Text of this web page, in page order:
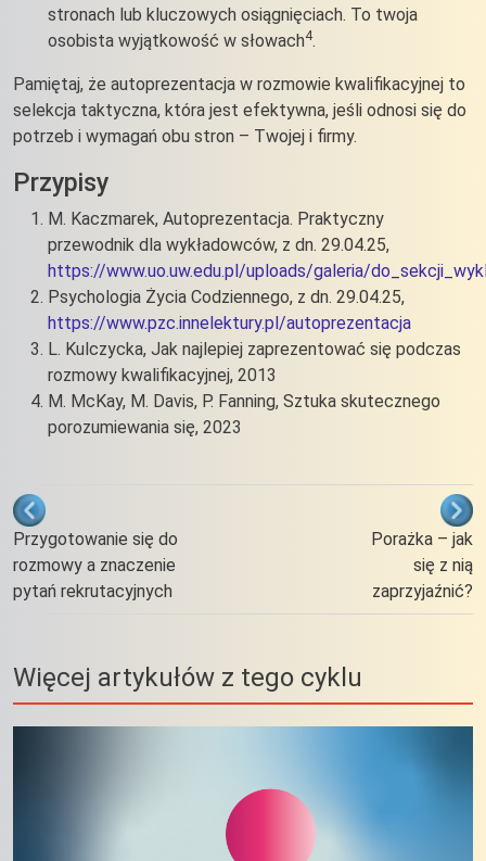
stronach lub kluczowych osiągnięciach. To twoja
osobista wyjątkowość w słowach4.
Pamiętaj, że autoprezentacja w rozmowie kwalifikacyjnej to
selekcja taktyczna, która jest efektywna, jeśli odnosi się do
potrzeb i wymagań obu stron – Twojej i firmy.
Przypisy
M. Kaczmarek, Autoprezentacja. Praktyczny
przewodnik dla wykładowców, z dn. 29.04.25,
https://www.uo.uw.edu.pl/uploads/galeria/
Psychologia Życia Codziennego, z dn. 29.04.25,
https://www.pzc.innelektury.pl/autoprezentacja
L. Kulczycka, Jak najlepiej zaprezentować się podczas
rozmowy kwalifikacyjnej, 2013
M. McKay, M. Davis, P. Fanning, Sztuka skutecznego
porozumiewania się, 2023
Odnośniki nawigacji książki Co
Przygotowanie się do
rozmowy a znaczenie
pytań rekrutacyjnych
Porażka – jak
się z nią
zaprzyjaźnić?
Więcej artykułów z tego cyklu